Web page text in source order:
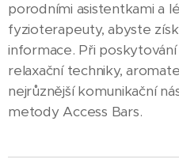
porodními asistentkami a
fyzioterapeuty, abyste
informace. Při
relaxační techniky,
nejrůznější komunikační
metody Access Bars.